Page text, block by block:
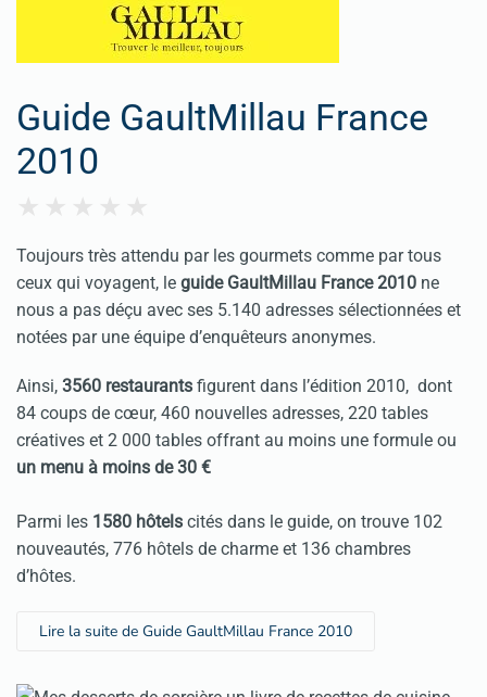
Guide GaultMillau France
2010
Toujours très attendu par les gourmets comme par tous
ceux qui voyagent, le guide GaultMillau France 2010 ne
nous a pas déçu avec ses 5.140 adresses sélectionnées et
notées par une équipe d’enquêteurs anonymes.
Ainsi, 3560 restaurants figurent dans l’édition 2010, dont
84 coups de cœur, 460 nouvelles adresses, 220 tables
créatives et 2 000 tables offrant au moins une formule ou
un menu à moins de 30 €
Parmi les 1580 hôtels cités dans le guide, on trouve 102
nouveautés, 776 hôtels de charme et 136 chambres
d’hôtes.
Lire la suite de Guide GaultMillau France 2010